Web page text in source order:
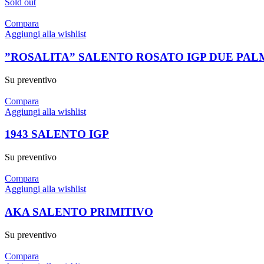
Sold out
Compara
Aggiungi alla wishlist
”ROSALITA” SALENTO ROSATO IGP DUE
Su preventivo
Compara
Aggiungi alla wishlist
1943 SALENTO IGP
Su preventivo
Compara
Aggiungi alla wishlist
AKA SALENTO PRIMITIVO
Su preventivo
Compara